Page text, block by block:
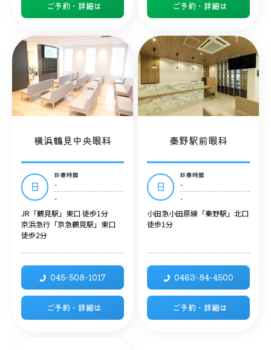
ご予約・詳細は ご予約・詳細は
横浜鶴見中央眼科
日
診療時間
-
-
JR「鶴見駅」東口 徒歩1分
京浜急行「京急鶴見駅」東口
徒歩2分
045-508-1017
ご予約・詳細は
秦野駅前眼科
日
診療時間
-
-
小田急小田原線「秦野駅」北口
徒歩1分
0463-84-4500
ご予約・詳細は